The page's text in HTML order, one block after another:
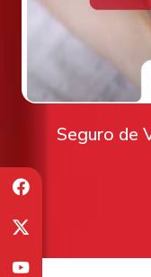
Seguro de